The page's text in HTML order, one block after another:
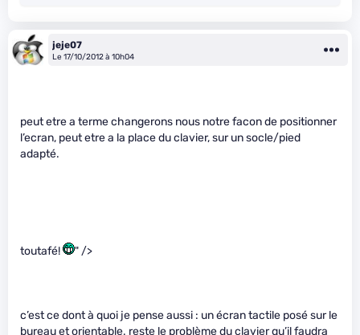
jeje07
Le 17/10/2012 à 10h04
peut etre a terme changerons nous notre facon de positionner
l’ecran, peut etre a la place du clavier, sur un socle/pied
adapté.
toutafé! " />
c’est ce dont à quoi je pense aussi : un écran tactile posé sur le
bureau et orientable. reste le problème du clavier qu’il faudra